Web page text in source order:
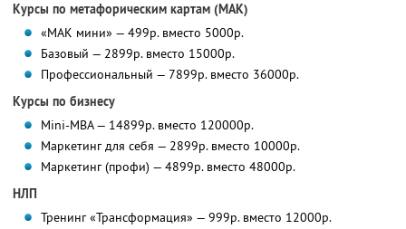
Курсы по метафорическим картам (МАК)
«МАК мини» — 499р. вместо 5000р.
Базовый — 2899р. вместо 15000р.
Профессиональный — 7899р. вместо 36000р.
Курсы по бизнесу
Mini-MBA — 14899р. вместо 120000р.
Маркетинг для себя — 2899р. вместо 10000р.
Маркетинг (профи) — 4899р. вместо 48000р.
НЛП
Тренинг «Трансформация» — 999р. вместо 12000р.